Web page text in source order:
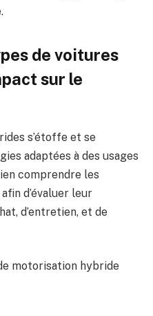
de voitures
sur le
s’étoffe et se
adaptées à des usages
comprendre les
d’évaluer leur
d’entretien, et de
motorisation hybride